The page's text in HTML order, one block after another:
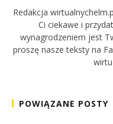
Redakcja
Ci ciekawe i
wynagrodzeniem jest
proszę nasze teksty na
POWIĄZANE POSTY